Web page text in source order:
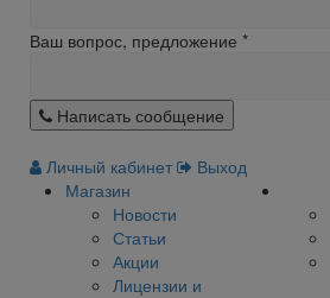
Ваш вопрос, предложение *
Написать сообщение
Личный кабинет
Выход
Магазин
Новости
Статьи
Акции
Лицензии и